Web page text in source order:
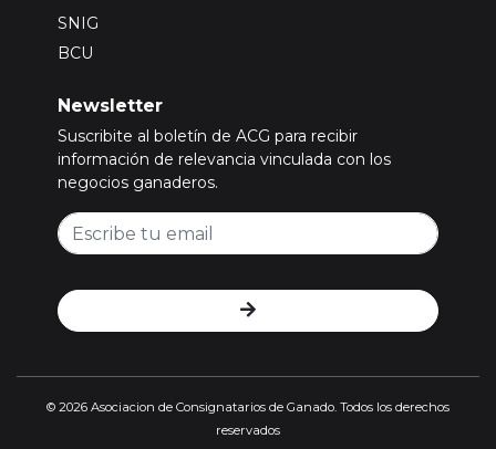
SNIG
BCU
Newsletter
Suscribite al boletín de ACG para recibir
información de relevancia vinculada con los
negocios ganaderos.
© 2026 Asociacion de Consignatarios de Ganado. Todos los derechos
reservados